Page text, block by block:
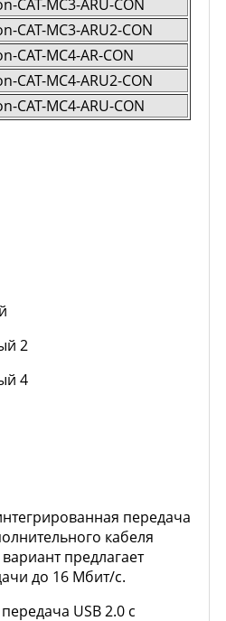
CAT-MC3-ARU-CON
CAT-MC3-ARU2-CON
CAT-MC4-AR-CON
CAT-MC4-ARU2-CON
CAT-MC4-ARU-CON
2
4
передача
кабеля
предлагает
до 16 Мбит/с.
USB 2.0 с